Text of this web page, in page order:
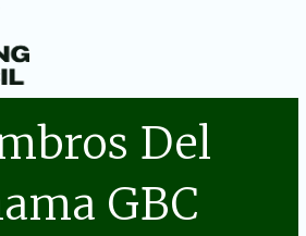
Del
GBC